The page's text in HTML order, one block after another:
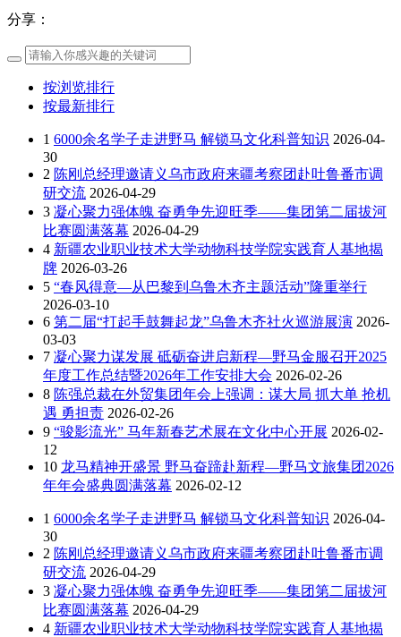
分享：
按浏览排行
按最新排行
1 6000余名学子走进野马 解锁马文化科普知识 2026-04-
30
2 陈刚总经理邀请义乌市政府来疆考察团赴吐鲁番市调
研交流 2026-04-29
3 凝心聚力强体魄 奋勇争先迎旺季——集团第二届拔河
比赛圆满落幕 2026-04-29
4 新疆农业职业技术大学动物科技学院实践育人基地揭
牌 2026-03-26
5 “春风得意—从巴黎到乌鲁木齐主题活动”隆重举行
2026-03-10
6 第二届“打起手鼓舞起龙”乌鲁木齐社火巡游展演 2026-
03-03
7 凝心聚力谋发展 砥砺奋进启新程—野马金服召开2025
年度工作总结暨2026年工作安排大会 2026-02-26
8 陈强总裁在外贸集团年会上强调：谋大局 抓大单 抢机
遇 勇担责 2026-02-26
9 “骏影流光” 马年新春艺术展在文化中心开展 2026-02-
12
10 龙马精神开盛景 野马奋蹄赴新程—野马文旅集团2026
年年会盛典圆满落幕 2026-02-12
1 6000余名学子走进野马 解锁马文化科普知识 2026-04-
30
2 陈刚总经理邀请义乌市政府来疆考察团赴吐鲁番市调
研交流 2026-04-29
3 凝心聚力强体魄 奋勇争先迎旺季——集团第二届拔河
比赛圆满落幕 2026-04-29
4 新疆农业职业技术大学动物科技学院实践育人基地揭